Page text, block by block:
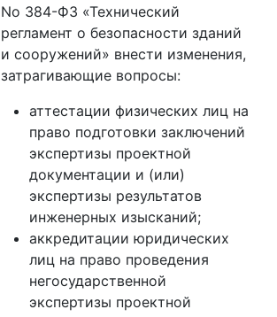
No 384-ФЗ «Технический
регламент о безопасности зданий
и сооружений» внести изменения,
затрагивающие вопросы:
аттестации физических лиц на
право подготовки заключений
экспертизы проектной
документации и (или)
экспертизы результатов
инженерных изысканий;
аккредитации юридических
лиц на право проведения
негосударственной
экспертизы проектной